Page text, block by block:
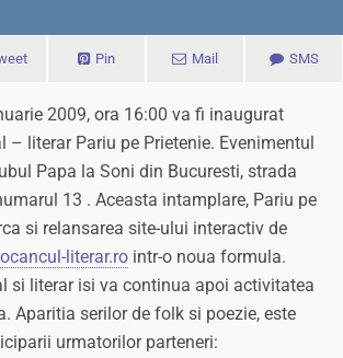
Pin Mail SMS
2009, ora 16:00 va fi inaugurat
– literar Pariu pe Prietenie. Evenimentul
Papa la Soni din Bucuresti, strada
13 . Aceasta intamplare, Pariu pe
si relansarea site-ului interactiv de
literar.ro intr-o noua formula.
si literar isi va continua apoi activitatea
Aparitia serilor de folk si poezie, este
urmatorilor parteneri: